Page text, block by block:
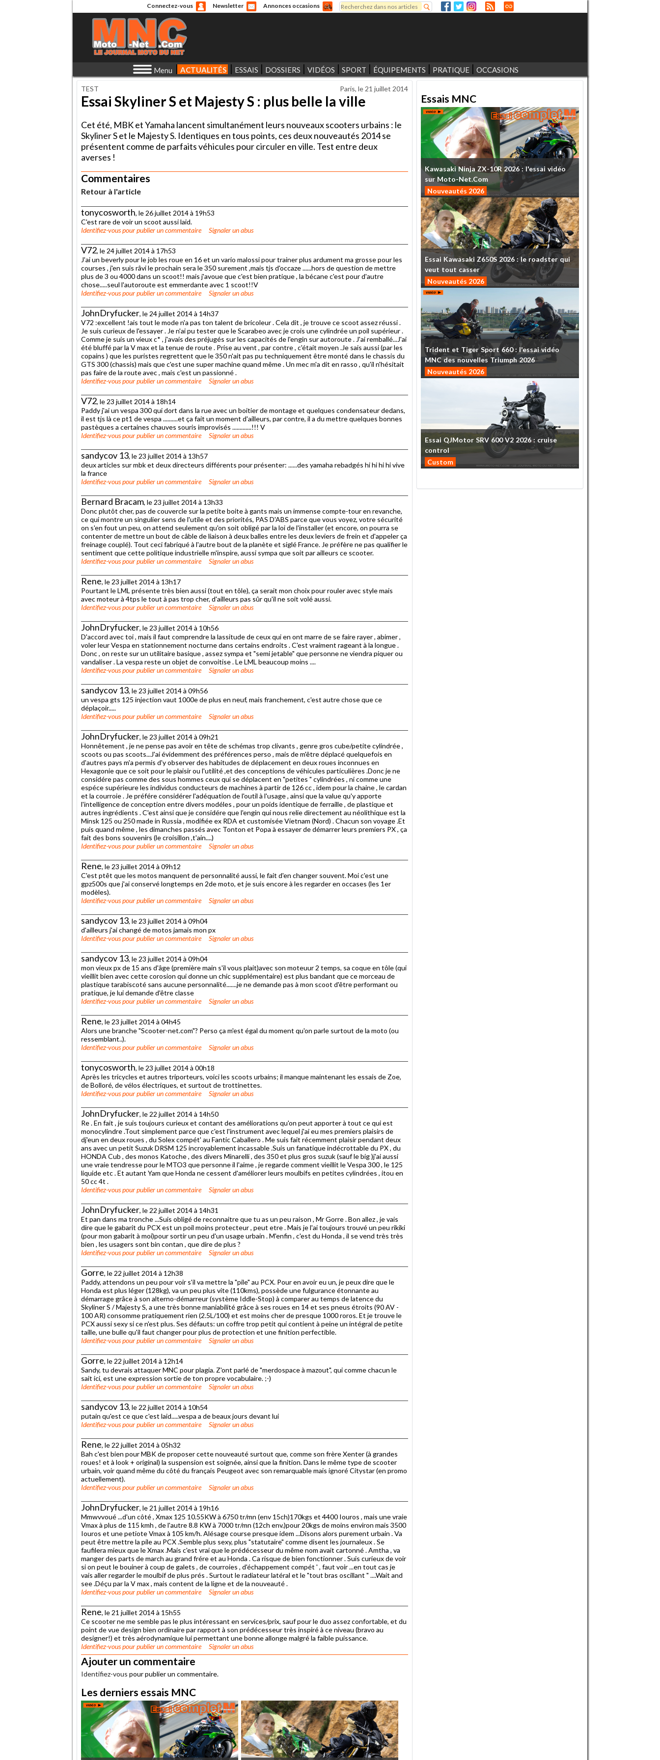
Connectez-vous Newsletter Annonces occasions
Formulaire de recherche
Rechercher
Menu ACTUALITÉS ESSAIS DOSSIERS VIDÉOS SPORT ÉQUIPEMENTS PRATIQUE OCCASIONS
TEST Paris, le 21 juillet 2014
Essai Skyliner S et Majesty S : plus belle la ville
Cet été, MBK et Yamaha lancent simultanément leurs nouveaux scooters urbains : le
Skyliner S et le Majesty S. Identiques en tous points, ces deux nouveautés 2014 se
présentent comme de parfaits véhicules pour circuler en ville. Test entre deux
averses !
Commentaires
Retour à l'article
tonycosworth, le 26 juillet 2014 à 19h53
C'est rare de voir un scoot aussi laid.
Identifiez-vouspour publier un commentaire Signaler un abus
V72, le 24 juillet 2014 à 17h53
J'ai un beverly pour le job les roue en 16 et un vario malossi pour trainer plus ardument ma grosse pour les
courses , j'en suis râvi le prochain sera le 350 surement ,mais tjs d'occaze ......hors de question de mettre
plus de 3 ou 4000 dans un scoot!! mais j'avoue que c'est bien pratique , la bécane c'est pour d'autre
chose.....seul l'autoroute est emmerdante avec 1 scoot!!V
Identifiez-vouspour publier un commentaire Signaler un abus
JohnDryfucker, le 24 juillet 2014 à 14h37
V72 :excellent !ais tout le mode n'a pas ton talent de bricoleur . Cela dit , je trouve ce scoot assez réussi .
Je suis curieux de l'essayer . Je n'ai pu tester que le Scarabeo avec je crois une cylindrée un poil supérieur .
Comme je suis un vieux c* , j'avais des préjugés sur les capacités de l'engin sur autoroute . J'ai remballé...J'ai
été bluffé par la V max et la tenue de route . Prise au vent , par contre , c'était moyen .Je sais aussi (par les
copains ) que les puristes regrettent que le 350 n'ait pas pu techniquement être monté dans le chassis du
GTS 300 (chassis) mais que c'est une super machine quand même . Un mec m'a dit en rasso , qu'il n'hésitait
pas faire de la route avec , mais c'est un passionné .
Identifiez-vouspour publier un commentaire Signaler un abus
V72, le 23 juillet 2014 à 18h14
Paddy j'ai un vespa 300 qui dort dans la rue avec un boitier de montage et quelques condensateur dedans,
il est tjs là ce pt1 de vespa ..........et ça fait un moment d'ailleurs, par contre, il a du mettre quelques bonnes
pastèques a certaines chauves souris improvisés .............!!! V
Identifiez-vouspour publier un commentaire Signaler un abus
sandycov 13, le 23 juillet 2014 à 13h57
deux articles sur mbk et deux directeurs différents pour présenter: ......des yamaha rebadgés hi hi hi hi vive
la france
Identifiez-vouspour publier un commentaire Signaler un abus
Bernard Bracam, le 23 juillet 2014 à 13h33
Donc plutôt cher, pas de couvercle sur la petite boite à gants mais un immense compte-tour en revanche,
ce qui montre un singulier sens de l'utile et des priorités, PAS D'ABS parce que vous voyez, votre sécurité
on s'en fout un peu, on attend seulement qu'on soit obligé par la loi de l'installer (et encore, on pourra se
contenter de mettre un bout de câble de liaison à deux balles entre les deux leviers de frein et d'appeler ça
freinage couplé). Tout ceci fabriqué à l'autre bout de la planète et siglé France. Je préfère ne pas qualifier le
sentiment que cette politique industrielle m'inspire, aussi sympa que soit par ailleurs ce scooter.
Identifiez-vouspour publier un commentaire Signaler un abus
Rene, le 23 juillet 2014 à 13h17
Pourtant le LML présente très bien aussi (tout en tôle), ça serait mon choix pour rouler avec style mais
avec moteur à 4tps le tout à pas trop cher, d'ailleurs pas sûr qu'il ne soit volé aussi.
Identifiez-vouspour publier un commentaire Signaler un abus
JohnDryfucker, le 23 juillet 2014 à 10h56
D'accord avec toi , mais il faut comprendre la lassitude de ceux qui en ont marre de se faire rayer , abimer ,
voler leur Vespa en stationnement nocturne dans certains endroits . C'est vraiment rageant à la longue .
Donc , on reste sur un utilitaire basique , assez sympa et "semi jetable" que personne ne viendra piquer ou
vandaliser . La vespa reste un objet de convoitise . Le LML beaucoup moins ....
Identifiez-vouspour publier un commentaire Signaler un abus
sandycov 13, le 23 juillet 2014 à 09h56
un vespa gts 125 injection vaut 1000e de plus en neuf, mais franchement, c'est autre chose que ce
déplaçoir.....
Identifiez-vouspour publier un commentaire Signaler un abus
JohnDryfucker, le 23 juillet 2014 à 09h21
Honnêtement , je ne pense pas avoir en tête de schémas trop clivants , genre gros cube/petite cylindrée ,
scoots ou pas scoots...J'ai évidemment des préférences perso , mais de m'être déplacé quelquefois en
d'autres pays m'a permis d'y observer des habitudes de déplacement en deux roues inconnues en
Hexagonie que ce soit pour le plaisir ou l'utilité ,et des conceptions de véhicules particulières .Donc je ne
considére pas comme des sous hommes ceux qui se déplacent en "petites " cylindrées , ni comme une
espéce supérieure les individus conducteurs de machines à partir de 126 cc , idem pour la chaine , le cardan
et la courroie . Je préfére considérer l'adéquation de l'outil à l'usage , ainsi que la value qu'y apporte
l'intelligence de conception entre divers modéles , pour un poids identique de ferraille , de plastique et
autres ingrédients . C'est ainsi que je considére que l'engin qui nous relie directement au néolithique est la
Minsk 125 ou 250 made in Russia , modifiée ex RDA et customisée Vietnam (Nord) . Chacun son voyage .Et
puis quand même , les dimanches passés avec Tonton et Popa à essayer de démarrer leurs premiers PX , ça
fait des bons souvenirs (le croisillon ,t'ain....)
Identifiez-vouspour publier un commentaire Signaler un abus
Rene, le 23 juillet 2014 à 09h12
C'est ptêt que les motos manquent de personnalité aussi, le fait d'en changer souvent. Moi c'est une
gpz500s que j'ai conservé longtemps en 2de moto, et je suis encore à les regarder en occases (les 1er
modèles).
Identifiez-vouspour publier un commentaire Signaler un abus
sandycov 13, le 23 juillet 2014 à 09h04
d'ailleurs j'ai changé de motos jamais mon px
Identifiez-vouspour publier un commentaire Signaler un abus
sandycov 13, le 23 juillet 2014 à 09h04
mon vieux px de 15 ans d'âge (première main s'il vous plait)avec son moteuur 2 temps, sa coque en tôle (qui
vieillit bien avec cette corosion qui donne un chic supplémentaire) est plus bandant que ce morceau de
plastique tarabiscoté sans aucune personnalité.......je ne demande pas à mon scoot d'être performant ou
pratique, je lui demande d'être classe
Identifiez-vouspour publier un commentaire Signaler un abus
Rene, le 23 juillet 2014 à 04h45
Alors une branche "Scooter-net.com"? Perso ça m'est égal du moment qu'on parle surtout de la moto (ou
ressemblant..).
Identifiez-vouspour publier un commentaire Signaler un abus
tonycosworth, le 23 juillet 2014 à 00h18
Après les tricycles et autres triporteurs, voici les scoots urbains; il manque maintenant les essais de Zoe,
de Bolloré, de vélos électriques, et surtout de trottinettes.
Identifiez-vouspour publier un commentaire Signaler un abus
JohnDryfucker, le 22 juillet 2014 à 14h50
Re . En fait , je suis toujours curieux et contant des améliorations qu'on peut apporter à tout ce qui est
monocylindre .Tout simplement parce que c'est l'instrument avec lequel j'ai eu mes premiers plaisirs de
dj'eun en deux roues , du Solex compét' au Fantic Caballero . Me suis fait récemment plaisir pendant deux
ans avec un petit Suzuk DRSM 125 incroyablement incassable .Suis un fanatique indécrottable du PX , du
HONDA Cub , des monos Katoche , des divers Minarelli , des 350 et plus gros suzuk (sauf le big )j'ai aussi
une vraie tendresse pour le MTO3 que personne il l'aime , je regarde comment vieillit le Vespa 300 , le 125
liquide etc . Et autant Yam que Honda ne cessent d'améliorer leurs moulbifs en petites cylindrées , itou en
50 cc 4t .
Identifiez-vouspour publier un commentaire Signaler un abus
JohnDryfucker, le 22 juillet 2014 à 14h31
Et pan dans ma tronche ...Suis obligé de reconnaitre que tu as un peu raison , Mr Gorre . Bon allez , je vais
dire que le gabarit du PCX est un poil moins protecteur , peut etre . Mais je l'ai toujours trouvé un peu rikiki
(pour mon gabarit à moi)pour sortir un peu d'un usage urbain . M'enfin , c'est du Honda , il se vend très très
bien , les usagers sont bin contan , que dire de plus ?
Identifiez-vouspour publier un commentaire Signaler un abus
Gorre, le 22 juillet 2014 à 12h38
Paddy, attendons un peu pour voir s'il va mettre la "pile" au PCX. Pour en avoir eu un, je peux dire que le
Honda est plus léger (128kg), va un peu plus vite (110kms), possède une fulgurance étonnante au
démarrage grâce à son alterno-démarreur (système Iddle-Stop) à comparer au temps de latence du
Skyliner S / Majesty S, a une très bonne maniabilité grâce à ses roues en 14 et ses pneus étroits (90 AV -
100 AR) consomme pratiquement rien (2.5L/100) et est moins cher de presque 1000 roros. Et je trouve le
PCX aussi sexy si ce n'est plus. Ses défauts: un coffre trop petit qui contient à peine un intégral de petite
taille, une bulle qu'il faut changer pour plus de protection et une finition perfectible.
Identifiez-vouspour publier un commentaire Signaler un abus
Gorre, le 22 juillet 2014 à 12h14
Sandy, tu devrais attaquer MNC pour plagia. Z'ont parlé de "merdospace à mazout", qui comme chacun le
sait ici, est une expression sortie de ton propre vocabulaire. ;-)
Identifiez-vouspour publier un commentaire Signaler un abus
sandycov 13, le 22 juillet 2014 à 10h54
putain qu'est ce que c'est laid.....vespa a de beaux jours devant lui
Identifiez-vouspour publier un commentaire Signaler un abus
Rene, le 22 juillet 2014 à 05h32
Bah c'est bien pour MBK de proposer cette nouveauté surtout que, comme son frère Xenter (à grandes
roues! et à look + original) la suspension est soignée, ainsi que la finition. Dans le même type de scooter
urbain, voir quand même du côté du français Peugeot avec son remarquable mais ignoré Citystar (en promo
actuellement).
Identifiez-vouspour publier un commentaire Signaler un abus
JohnDryfucker, le 21 juillet 2014 à 19h16
Mmwvvoué ...d'un côté , Xmax 125 10.55KW à 6750 tr/mn (env 15ch)170kgs et 4400 Iouros , mais une vraie
Vmax à plus de 115 kmh , de l'autre 8.8 KW à 7000 tr/mn (12ch env.)pour 20kgs de moins environ mais 3500
Iouros et une petiote Vmax à 105 km/h. Alésage course presque idem ...Disons alors purement urbain . Va
peut être mettre la pile au PCX .Semble plus sexy, plus "statutaire" comme disent les journaleux . Se
faufilera mieux que le Xmax .Mais c'est vrai que le prédécesseur du même nom avait cartonné . Amtha , va
manger des parts de march au grand frére et au Honda . Ca risque de bien fonctionner . Suis curieux de voir
si on peut le bouiner à coup de galets , de courroies , d'échappement compét ' , faut voir ...en tout cas je
vais aller regarder le moulbif de plus prés . Surtout le radiateur latéral et le "tout bras oscillant " ....Wait and
see .Déçu par la V max , mais content de la ligne et de la nouveauté .
Identifiez-vouspour publier un commentaire Signaler un abus
Rene, le 21 juillet 2014 à 15h55
Ce scooter ne me semble pas le plus intéressant en services/prix, sauf pour le duo assez confortable, et du
point de vue design bien ordinaire par rapport à son prédécesseur très inspiré à ce niveau (bravo au
designer!) et très aérodynamique lui permettant une bonne allonge malgré la faible puissance.
Identifiez-vouspour publier un commentaire Signaler un abus
Ajouter un commentaire
Identifiez-vous pour publier un commentaire.
Les derniers essais MNC
Essais MNC
Kawasaki Ninja ZX-10R 2026 : l'essai vidéo
sur Moto-Net.Com
Nouveautés 2026
Essai Kawasaki Z650S 2026 : le roadster qui
veut tout casser
Nouveautés 2026
Trident et Tiger Sport 660 : l'essai vidéo
MNC des nouvelles Triumph 2026
Nouveautés 2026
Essai QJMotor SRV 600 V2 2026 : cruise
control
Custom